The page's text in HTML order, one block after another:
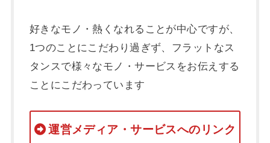
好きなモノ・熱くなれることが中心ですが、
1つのことにこだわり過ぎず、フラットなス
タンスで様々なモノ・サービスをお伝えする
ことにこだわっています
運営メディア・サービスへのリンク